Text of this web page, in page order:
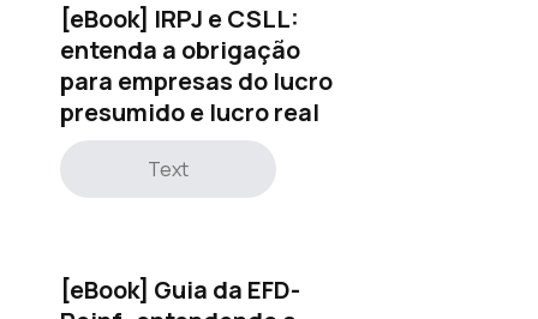
[eBook] IRPJ e CSLL:
entenda a obrigação
para empresas do lucro
presumido e lucro real
Text
[eBook] Guia da EFD-